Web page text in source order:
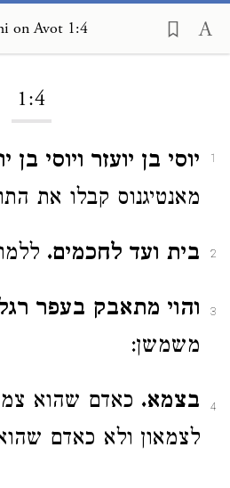
on Avot 1:4
1:4
1
יוסי בן יועזר ויוסי
מאנטיגנוס קבלו את
2 בית ועד לחכמים.
3 והוי מתאבק בעפר
משמשן:
4 בצמא. כאדם שהוא
לצמאון ולא כאדם